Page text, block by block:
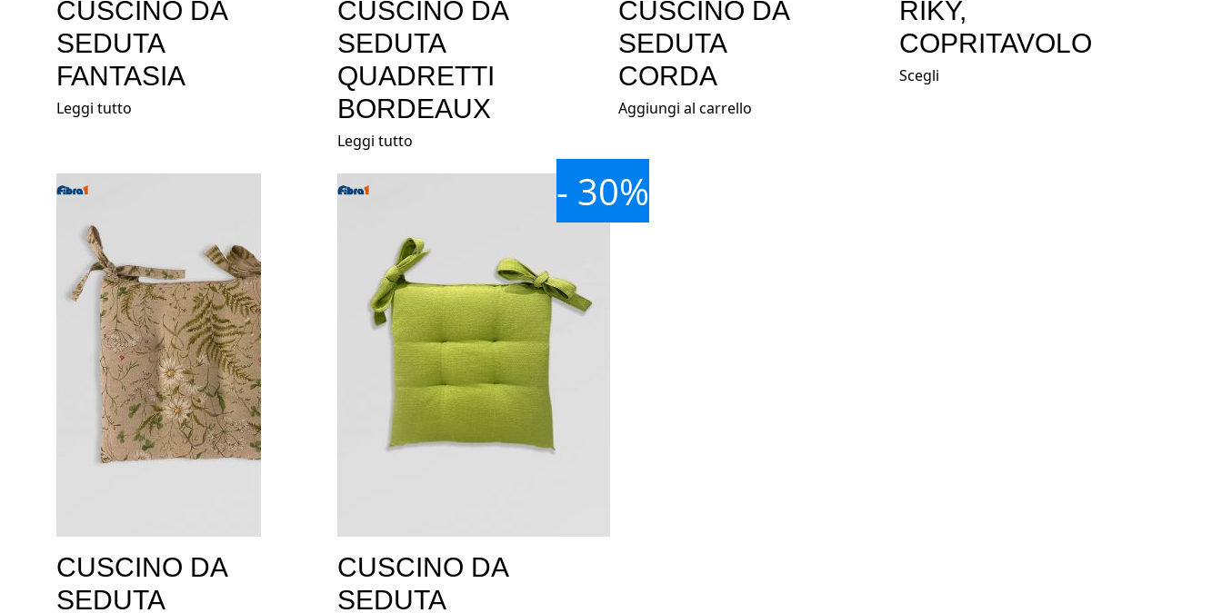
CUSCINO DA
SEDUTA
FANTASIA
Leggi tutto
CUSCINO DA
SEDUTA
QUADRETTI
BORDEAUX
Leggi tutto
CUSCINO DA
SEDUTA
CORDA
Aggiungi al carrello
RIKY,
COPRITAVOLO
Scegli
CUSCINO DA
SEDUTA
- 30%
CUSCINO DA
SEDUTA